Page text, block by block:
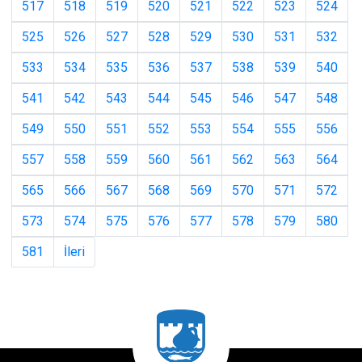
517 518 519 520 521 522 523
524
525
526 527 528 529 530 531
532
533
534 535 536 537 538 539
540
541
542 543 544 545 546 547
548
549
550 551 552 553 554 555
556
557
558 559 560 561 562 563
564
565
566 567 568 569 570 571
572
573
574 575 576 577 578 579
580
581
İleri